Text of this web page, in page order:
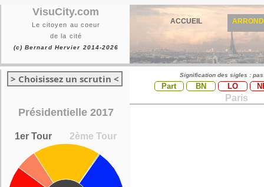
VisuCity.com
Le citoyen au coeur
de la cité
(c) Bernard Hervier 2014-2026
ACCUEIL
> Choisissez un scrutin <
Présidentielle 2017
1er Tour 2ème Tour
Signification des sigles :
Part BN LO
Paris